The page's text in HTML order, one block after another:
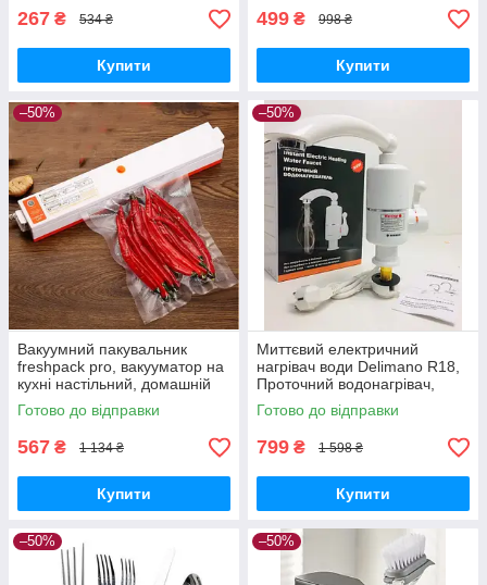
267 ₴ 534 ₴
Купити
кухні
499 ₴ 998 ₴
Купити
–50%
Вакуумний пакувальник
freshpack pro, вакууматор на
кухні настільний, домашній
вакууматор для продуктів,
для дому
Готово до відправки
567 ₴ 1 134 ₴
Купити
–50%
Миттєвий електричний
нагрівач води Delimano R18,
Проточний водонагрівач,
Змішувач з підігрівом
Готово до відправки
799 ₴ 1 598 ₴
Купити
–50% –50%